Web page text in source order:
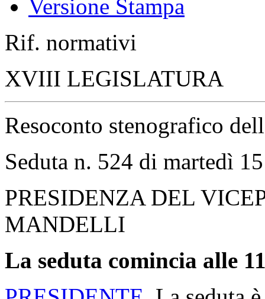
Versione Stampa
Rif. normativi
XVIII LEGISLATURA
Resoconto stenografico
Seduta n. 524 di martedì
PRESIDENZA DEL
MANDELLI
La seduta comincia alle